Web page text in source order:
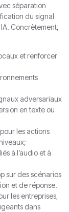
séparation
du signal
Concrètement,
et renforcer
adversariaux
en texte ou
les actions
à l’audio et à
sur des scénarios
et de réponse.
les entreprises,
dans